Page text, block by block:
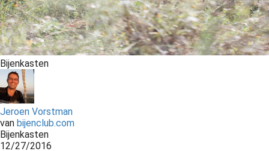
Bijenkasten
Jeroen Vorstman
van bijenclub.com
Bijenkasten
12/27/2016